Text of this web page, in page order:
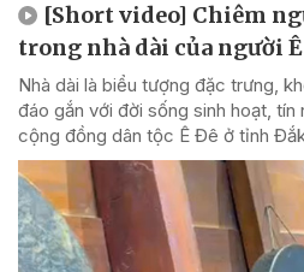
[Short video] Chiêm
trong nhà dài của người
Nhà dài là biểu tượng đặc trưng,
đáo gắn với đời sống sinh hoạt, tín
cộng đồng dân tộc Ê Đê ở tỉnh